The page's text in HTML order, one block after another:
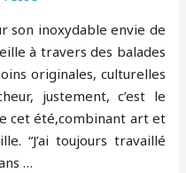
son inoxydable envie de
à travers des balades
originales, culturelles
justement, c’est le
cet été,combinant art et
“J’ai toujours travaillé
…